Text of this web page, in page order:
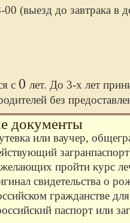
00 (выезд до завтрака в
с 0 лет. До 3-х лет
без
документы
или ваучер,
пройти курс
свидетельства о
гражданстве
паспорт или